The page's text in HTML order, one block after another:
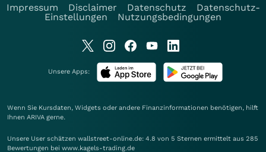
Impressum
Disclaimer Datenschutz
Datenschutz-
Einstellungen
Nutzungsbedingungen
Unsere Apps:
Wenn Sie Kursdaten, Widgets oder andere Finanzinformationen benötigen, hilft
Ihnen ARIVA gerne.
Unsere User schätzen wallstreet-online.de: 4.8 von 5 Sternen ermittelt aus 285
Bewertungen bei www.kagels-trading.de